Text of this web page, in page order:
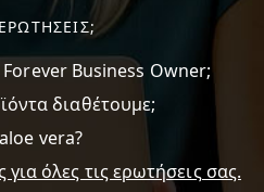
Business Owner;
διαθέτουμε;
vera?
όλες τις ερωτήσεις σας.